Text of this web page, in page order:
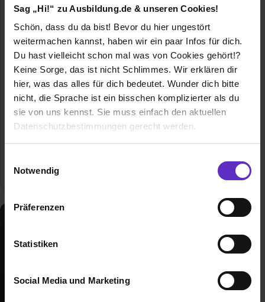
Sag „Hi!“ zu Ausbildung.de & unseren Cookies!
Schön, dass du da bist! Bevor du hier ungestört
weitermachen kannst, haben wir ein paar Infos für dich.
Du hast vielleicht schon mal was von Cookies gehört!?
Keine Sorge, das ist nicht Schlimmes. Wir erklären dir
hier, was das alles für dich bedeutet. Wunder dich bitte
nicht, die Sprache ist ein bisschen komplizierter als du
sie von uns kennst. Sie muss einfach den aktuellen
Datenschutzbestimmungen gerecht werden.
Benutzung der Webseite getroffenen Einstellungen zu
Webseite zu analysieren („Statistiken“), um
Informationen zu deiner Verwendung unserer Website an
Analysen weiterzugeben und um Inhalte und Anzeigen zu
Notwendig
Präferenzen
Statistiken
Social Media und Marketing
Kaufmann/-frau für
Klassische duale
Berufsausbildung
Wie werde ich Kaufmann für
Digitalisierungsmanagement? Alles über
die Ausbildung zur Kauffrau für
Digitalisierungsmanagement
Allgemeine Infos zum Ausbildungsberuf